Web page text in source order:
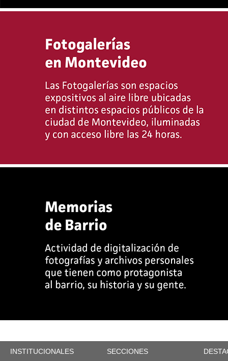
INSTITUCIONALES SECCIONES